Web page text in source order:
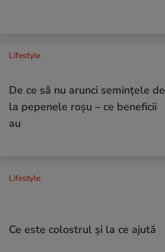
Lifestyle
De ce să nu arunci semințele de
la pepenele roșu – ce beneficii
au
Lifestyle
Ce este colostrul și la ce ajută